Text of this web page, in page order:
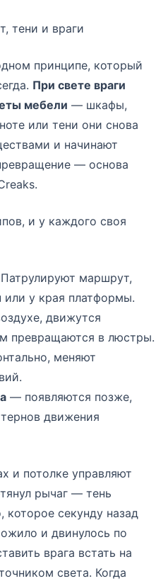
тени и враги
принципе, который
При свете враги
мебели — шкафы,
или тени они снова
и начинают
— основа
и у каждого своя
маршрут,
или у края платформы.
движутся
превращаются в люстры.
меняют
— появляются позже,
движения
и потолке управляют
рычаг — тень
которое секунду назад
и двинулось по
врага встать на
света. Когда